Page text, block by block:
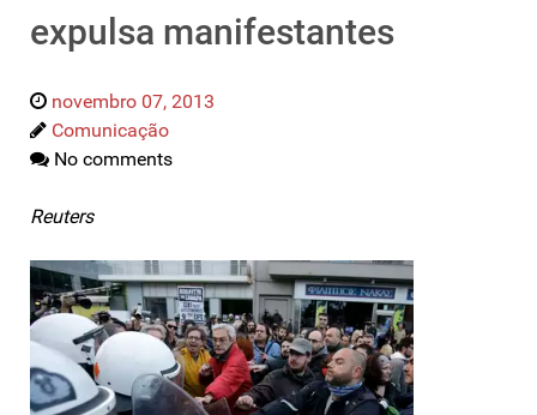
expulsa manifestantes
novembro 07, 2013
Comunicação
No comments
Reuters